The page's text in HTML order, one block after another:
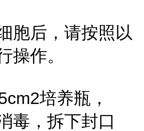
胞后，请按照以
操作。
培养瓶，
毒，拆下封口